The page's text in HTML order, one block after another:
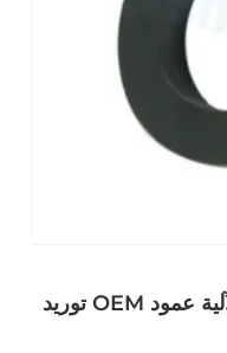
توريد OEM مخصص كم كربيد السيليكون لآلية عمود